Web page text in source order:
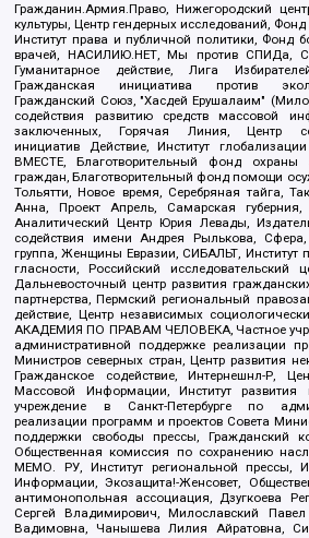
Гражданин.Армия.Право, Нижегородский
культуры, Центр гендерных исследований,
Институт права и публичной политики, Фонд
врачей, НАСИЛИЮ.НЕТ, Мы против СПИДа,
Гуманитарное действие, Лига
Гражданская инициатива против
Гражданский Союз, "Хасдей Ерушалаим"
содействия развитию средств массовой
заключенных, Горячая Линия, Центр
инициатив Действие, Институт
ВМЕСТЕ, Благотворительный фонд
граждан, Благотворительный фонд помощи
Тольятти, Новое время, Серебряная тайга,
Анна, Проект Апрель, Самарская
Аналитический Центр Юрия Левады,
содействия имени Андрея Рылькова, Сфера,
группа, Женщины Евразии, СИБАЛЬТ, Институт
гласности, Российский исследовательский
Дальневосточный центр развития
партнерства, Пермский региональный
действие, Центр независимых
АКАДЕМИЯ ПО ПРАВАМ ЧЕЛОВЕКА, Частное
административной поддержке реализации
Министров северных стран, Центр развития
Гражданское содействие, Интернешнл-Р,
Массовой Информации, Институт
учреждение в Санкт-Петербурге по
реализации программ и проектов Совета
поддержки свободы прессы, Гражданский
Общественная комиссия по сохранению
МЕМО. РУ, Институт региональной прессы,
Информации, Экозащита!-Женсовет,
антимонопольная ассоциация, Дзугкоева
Сергей Владимирович, Милославский
Вадимовна, Чанышева Лилия Айратовна,